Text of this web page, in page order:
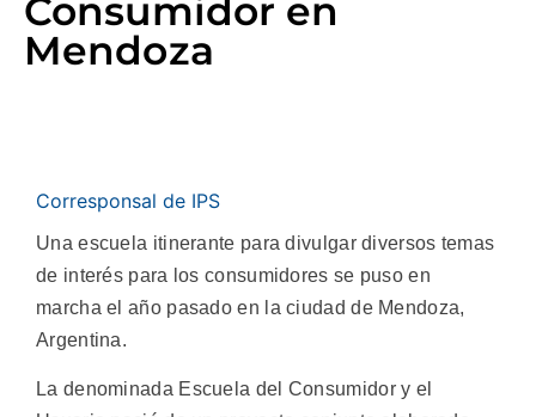
Consumidor en
Mendoza
Corresponsal de IPS
Una escuela itinerante para divulgar diversos temas
de interés para los consumidores se puso en
marcha el año pasado en la ciudad de Mendoza,
Argentina.
La denominada Escuela del Consumidor y el